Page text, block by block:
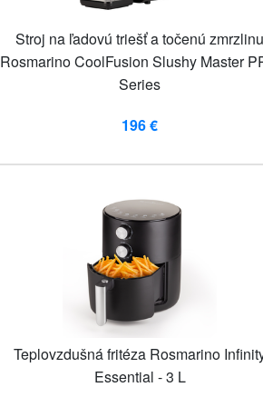
Stroj na ľadovú triešť a točenú zmrzlinu
Rosmarino CoolFusion Slushy Master
Series
196 €
Teplovzdušná fritéza Rosmarino
Essential - 3 L